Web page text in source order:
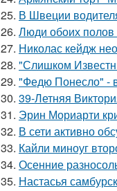
25. В Швеции
26. Люди обоих полов
27. Николас кейдж
28. "Слишком
29. "Федю Понесло" -
30. 39-Летняя
31. Эрин Мориарти
32. В сети активно
33. Кайли миноуг
34. Осенние
35. Настасья